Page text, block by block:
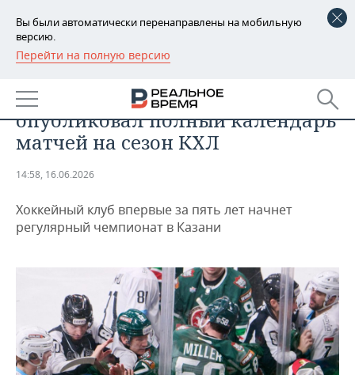
Вы были автоматически перенаправлены на мобильную
версию.
Перейти на полную версию
РЕГИОНЫ
БАШКОРТОСТАН
ТАТАРСТАН
НОВОСТИ
АНАЛИТИКА
ДЕКЛАРАЦИИ О ДОХОДАХ
КОРОЛИ ГОСЗАКАЗА ПФО
ВУЗЫ ТАТАРСТАНА
КОМУ ПРИНАДЛЕЖАТ
ТОРГОВЫЕ ЦЕНТРЫ
ТАТАРСТАНА
НОВОСТИ ЭКОНОМИКИ
ФИНАНСЫ
БЮДЖЕТ
ИНВЕСТИЦИИ
ПРОМЫШЛЕННОСТЬ
НОВОСТИ
МАШИНОСТРОЕНИЕ
НЕФТЕХИМИЯ
НЕДВИЖИМОСТЬ
НОВОСТИ НЕДВИЖИМОСТИ
НОВОСТИ АВТО
БИЗНЕС
НОВОСТИ БИЗНЕСА
ТЕХНОЛОГИИ
Казанский «Ак Барс»
опубликовал полный календарь
матчей на сезон КХЛ
14:58, 16.06.2026
Хоккейный клуб впервые за пять лет начнет
регулярный чемпионат в Казани